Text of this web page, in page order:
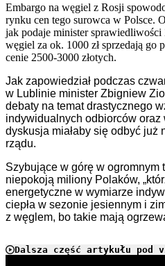
Embargo na węgiel z Rosji
rynku cen tego surowca w Polsce.
jak podaje minister
węgiel za ok. 1000 zł sprzedają
cenie 2500-3000 złotych.
Jak zapowiedział podczas
w Lublinie minister Zbigniew
debaty na temat drastycznego
indywidualnych odbiorców oraz
dyskusja miałaby się odbyć już
rządu.
Szybujące w górę w ogromnym
niepokoją miliony Polaków,
energetyczne w wymiarze
ciepła w sezonie jesiennym i
z węglem, bo takie mają
Dalsza część artykułu pod